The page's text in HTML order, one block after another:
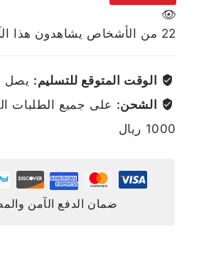
22 من الأشخاص يشاهدون هذا
الوقت المتوقع للتسليم: يصل إلى 2
الشحن: على جميع الطلبات
1000 ريال
ضمان الدفع الآمن